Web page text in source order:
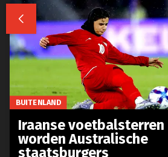

BUITENLAND
Iraanse voetbalsterren
worden Australische
staatsburgers